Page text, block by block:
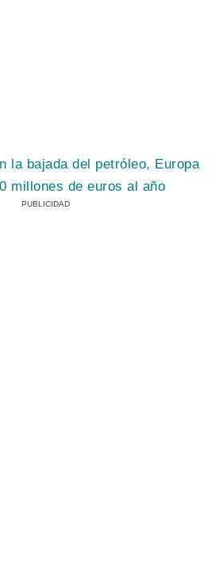
la bajada del petróleo, Europa
millones de euros al año